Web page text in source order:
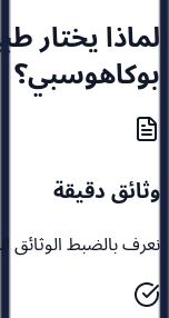
لماذا
بوكاهوسبي؟
وثائق دقيقة
نعرف بالضبط الوثائق